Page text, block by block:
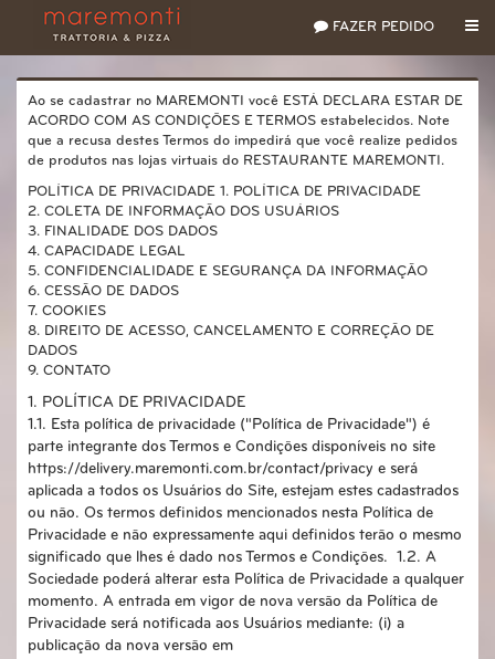
FAZER PEDIDO
Ao se cadastrar no MAREMONTI você ESTÁ DECLARA ESTAR DE
ACORDO COM AS CONDIÇÕES E TERMOS estabelecidos. Note
que a recusa destes Termos do impedirá que você realize pedidos
de produtos nas lojas virtuais do RESTAURANTE MAREMONTI.
POLÍTICA DE PRIVACIDADE 1. POLÍTICA DE PRIVACIDADE
2. COLETA DE INFORMAÇÃO DOS USUÁRIOS
3. FINALIDADE DOS DADOS
4. CAPACIDADE LEGAL
5. CONFIDENCIALIDADE E SEGURANÇA DA INFORMAÇÃO
6. CESSÃO DE DADOS
7. COOKIES
8. DIREITO DE ACESSO, CANCELAMENTO E CORREÇÃO DE
DADOS
9. CONTATO
1. POLÍTICA DE PRIVACIDADE
1.1. Esta política de privacidade ("Política de Privacidade") é
parte integrante dos Termos e Condições disponíveis no site
https://delivery.maremonti.com.br/contact/privacy e será
aplicada a todos os Usuários do Site, estejam estes cadastrados
ou não. Os termos definidos mencionados nesta Política de
Privacidade e não expressamente aqui definidos terão o mesmo
significado que lhes é dado nos Termos e Condições. 1.2. A
Sociedade poderá alterar esta Política de Privacidade a qualquer
momento. A entrada em vigor de nova versão da Política de
Privacidade será notificada aos Usuários mediante: (i) a
publicação da nova versão em